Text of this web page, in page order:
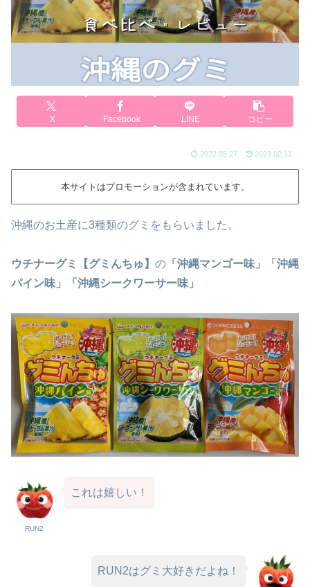
X Facebook LINE コピー
2022.05.27 2023.02.11
本サイトはプロモーションが含まれています。
沖縄のお土産に3種類のグミをもらいました。
ウチナーグミ【グミんちゅ】 の 「沖縄マンゴー味」「沖縄
パイン味」「沖縄シークワーサー味」
RUN2
これは嬉しい！
RUN2はグミ大好きだよね！